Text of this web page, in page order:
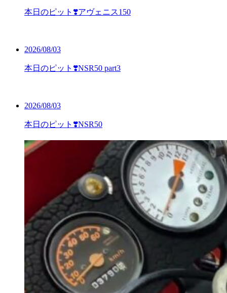
本日のピット❣️アヴェニス150
2026/08/03
本日のピット❣️NSR50 part3
2026/08/03
本日のピット❣️NSR50